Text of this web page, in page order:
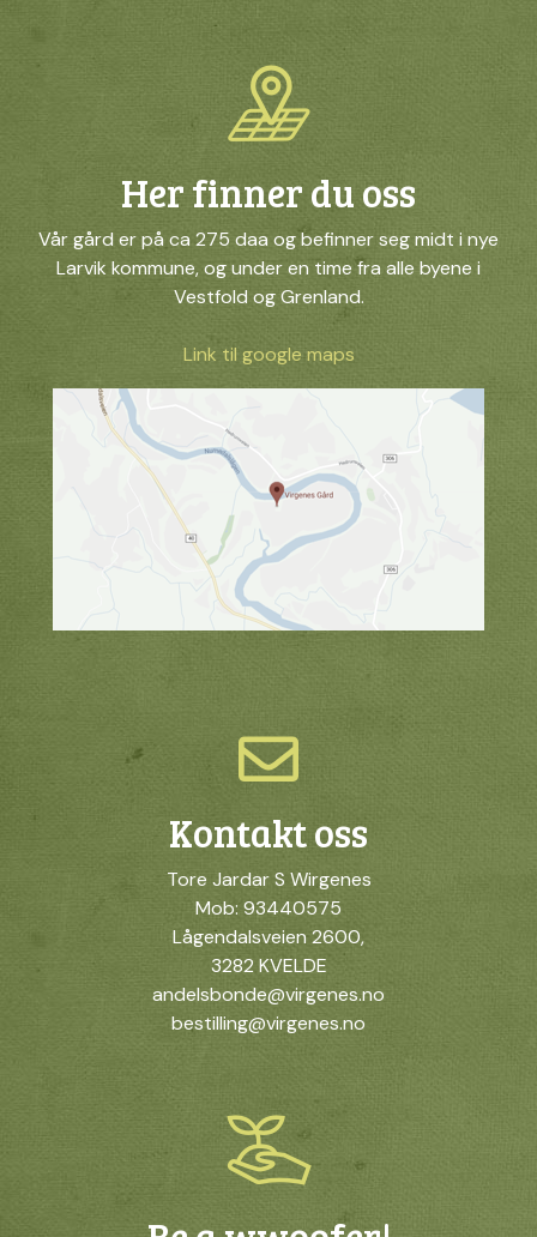
Her finner du oss
Vår gård er på ca 275 daa og befinner seg midt i nye
Larvik kommune, og under en time fra alle byene i
Vestfold og Grenland.
Link til google maps
Kontakt oss
Tore Jardar S Wirgenes
Mob: 93440575
Lågendalsveien 2600,
3282 KVELDE
andelsbonde@virgenes.no
bestilling@virgenes.no